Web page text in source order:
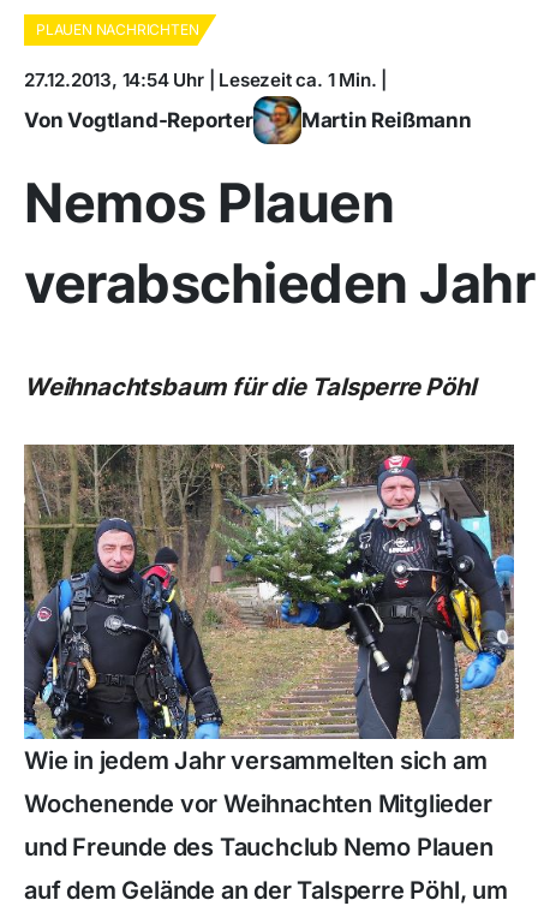
PLAUEN NACHRICHTEN
27.12.2013, 14:54 Uhr | Lesezeit ca. 1 Min. |
Von Vogtland-Reporter Martin Reißmann
Nemos Plauen
verabschieden Jahr
Weihnachtsbaum für die Talsperre Pöhl
Wie in jedem Jahr versammelten sich am
Wochenende vor Weihnachten Mitglieder
und Freunde des Tauchclub Nemo Plauen
auf dem Gelände an der Talsperre Pöhl, um